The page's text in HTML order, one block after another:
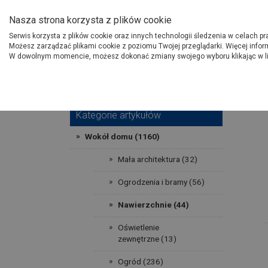
Produkty
O Grupie PSB
Kategorie artykułów
Wokół domu (1160)
Mała architektura (32)
Ogrodzenia i bramy (56)
Nawierzchnie (44)
Oświetlenie
zewnętrzne (13)
Ogród (236)
Nasza strona korzysta z plików cookie
Serwis korzysta z plików cookie oraz innych technologii śledzenia w celach
Możesz zarządzać plikami cookie z poziomu Twojej przeglądarki. Więcej
W dowolnym momencie, możesz dokonać zmiany swojego wyboru klikając w